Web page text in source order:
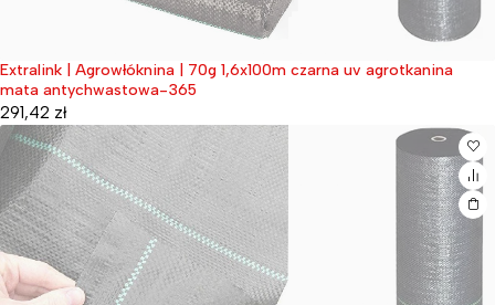
Wyprzedane
Extralink | Agrowłóknina | 70g 1,6x100m czarna uv agrotkanina
mata antychwastowa-365
291,42 zł